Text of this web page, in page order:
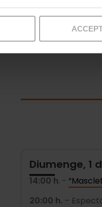
Març
Diumenge, 1
14:00 h. -
20:00 h. –